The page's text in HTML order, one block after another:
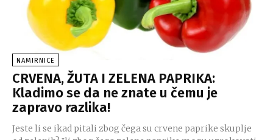
NAMIRNICE
CRVENA, ŽUTA I ZELENA PAPRIKA:
Kladimo se da ne znate u čemu je
zapravo razlika!
Jeste li se ikad pitali zbog čega su crvene paprike skuplje